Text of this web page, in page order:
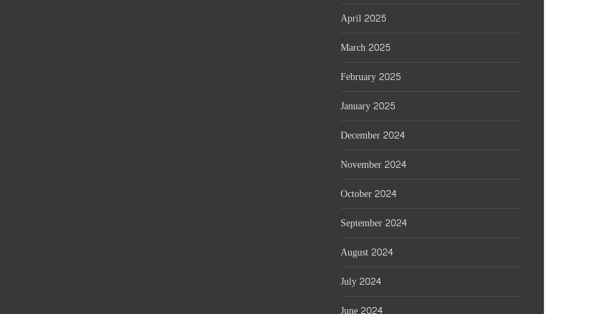
April 2025
March 2025
February 2025
January 2025
December 2024
November 2024
October 2024
September 2024
August 2024
July 2024